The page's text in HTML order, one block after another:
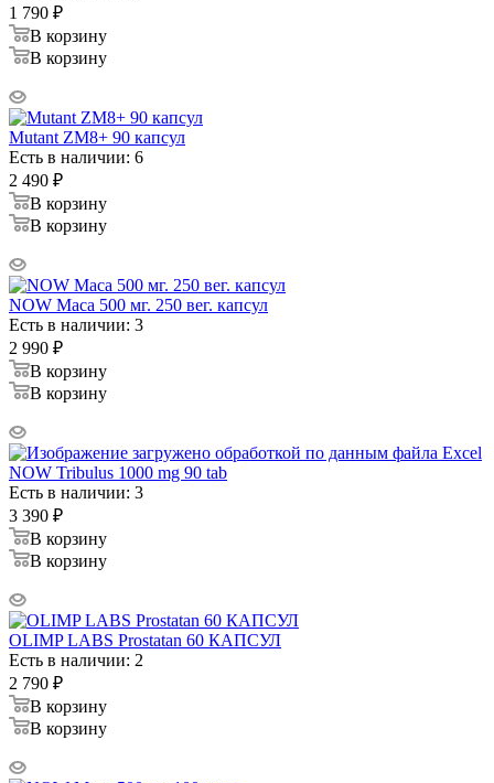
1 790 ₽
В корзину
В корзину
Mutant ZM8+ 90 капсул
Есть в наличии: 6
2 490 ₽
В корзину
В корзину
NOW Maca 500 мг. 250 вег. капсул
Есть в наличии: 3
2 990 ₽
В корзину
В корзину
NOW Tribulus 1000 mg 90 tab
Есть в наличии: 3
3 390 ₽
В корзину
В корзину
OLIMP LABS Prostatan 60 КАПСУЛ
Есть в наличии: 2
2 790 ₽
В корзину
В корзину